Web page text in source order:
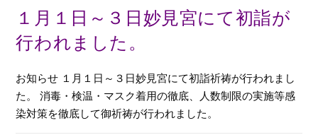
１月１日～３日妙見宮にて初詣が
行われました。
お知らせ １月１日～３日妙見宮にて初詣祈祷が行われまし
た。 消毒・検温・マスク着用の徹底、人数制限の実施等感
染対策を徹底して御祈祷が行われました。